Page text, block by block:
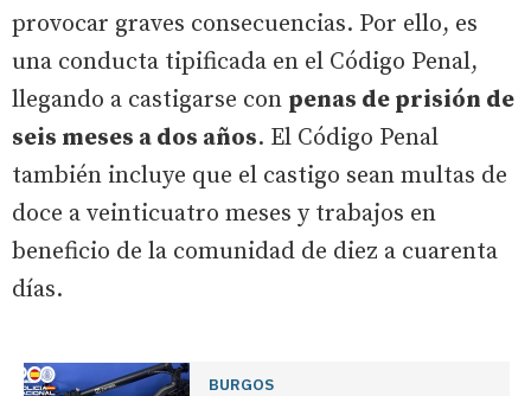
provocar graves consecuencias. Por ello, es
una conducta tipificada en el Código Penal,
llegando a castigarse con penas de prisión de
seis meses a dos años. El Código Penal
también incluye que el castigo sean multas de
doce a veinticuatro meses y trabajos en
beneficio de la comunidad de diez a cuarenta
días.
BURGOS